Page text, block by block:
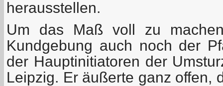
herausstellen.
Um das Maß voll zu
Kundgebung auch noch der
der Hauptinitiatoren der
Leipzig. Er äußerte ganz offen,